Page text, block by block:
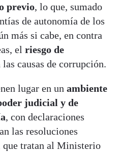
previo, lo que, sumado
de autonomía de los
más si cabe, en contra
el riesgo de
las causas de corrupción.
lugar en un ambiente
judicial y de
, con declaraciones
las resoluciones
que tratan al Ministerio